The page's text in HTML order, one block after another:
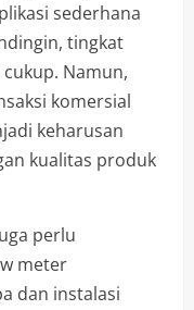
sederhana
tingkat
Namun,
komersial
keharusan
kualitas produk
perlu
meter
dan instalasi